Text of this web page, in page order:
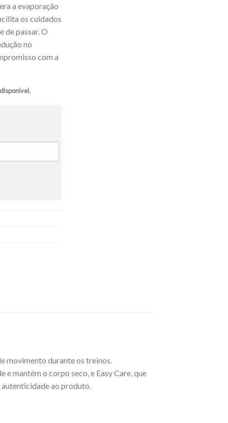
a evaporação
os cuidados
de passar. O
no
com a
movimento durante os treinos.
mantém o corpo seco, e Easy Care, que
autenticidade ao produto.